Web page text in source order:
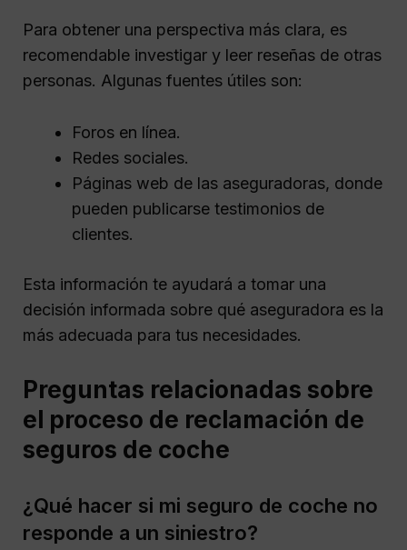
Para obtener una perspectiva más clara, es
recomendable investigar y leer reseñas de otras
personas. Algunas fuentes útiles son:
Foros en línea.
Redes sociales.
Páginas web de las aseguradoras, donde
pueden publicarse testimonios de
clientes.
Esta información te ayudará a tomar una
decisión informada sobre qué aseguradora es la
más adecuada para tus necesidades.
Preguntas relacionadas sobre
el proceso de reclamación de
seguros de coche
¿Qué hacer si mi seguro de coche no
responde a un siniestro?